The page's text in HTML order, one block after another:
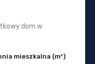
dom w
mieszkalna (m²)